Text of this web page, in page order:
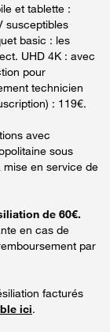
et tablette :
susceptibles
basic : les
UHD 4K : avec
pour
technicien
: 119€.
avec
sous
mise en service de
de 60€.
en cas de
par
facturés
ici.